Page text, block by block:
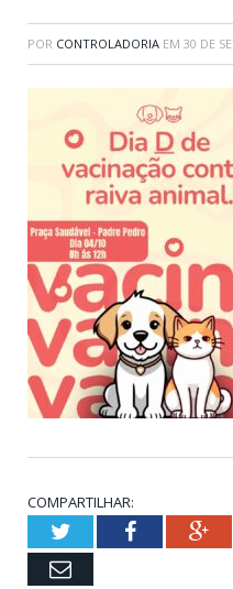
POR CONTROLADORIA EM 30 DE
COMPARTILHAR:
TwitterFacebook
Email